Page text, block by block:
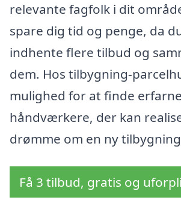
relevante fagfolk i dit
spare dig tid og penge, da
indhente flere tilbud og
dem. Hos tilbygning-
mulighed for at finde erfarne
håndværkere, der kan
drømme om en ny
Få 3 tilbud, gratis og